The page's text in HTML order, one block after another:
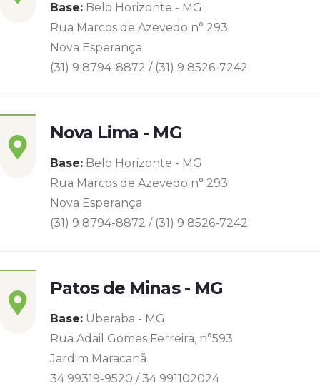
Base: Belo Horizonte - MG
Rua Marcos de Azevedo n° 293
Nova Esperança
(31) 9 8794-8872 / (31) 9 8526-7242
Nova Lima - MG
Base: Belo Horizonte - MG
Rua Marcos de Azevedo n° 293
Nova Esperança
(31) 9 8794-8872 / (31) 9 8526-7242
Patos de Minas - MG
Base: Uberaba - MG
Rua Adail Gomes Ferreira, n°593
Jardim Maracanã
34 99319-9520 / 34 991102024